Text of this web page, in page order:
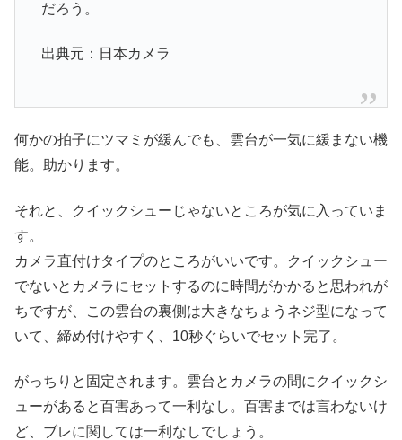
だろう。
出典元：日本カメラ
何かの拍子にツマミが緩んでも、雲台が一気に緩まない機
能。助かります。
それと、クイックシューじゃないところが気に入っていま
す。
カメラ直付けタイプのところがいいです。クイックシュー
でないとカメラにセットするのに時間がかかると思われが
ちですが、この雲台の裏側は大きなちょうネジ型になって
いて、締め付けやすく、10秒ぐらいでセット完了。
がっちりと固定されます。雲台とカメラの間にクイックシ
ューがあると百害あって一利なし。百害までは言わないけ
ど、ブレに関しては一利なしでしょう。